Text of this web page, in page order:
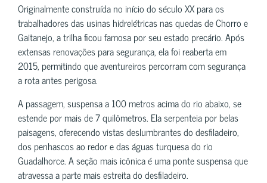
Originalmente construída no início do século XX para os
trabalhadores das usinas hidrelétricas nas quedas de Chorro e
Gaitanejo, a trilha ficou famosa por seu estado precário. Após
extensas renovações para segurança, ela foi reaberta em
2015, permitindo que aventureiros percorram com segurança
a rota antes perigosa.
A passagem, suspensa a 100 metros acima do rio abaixo, se
estende por mais de 7 quilômetros. Ela serpenteia por belas
paisagens, oferecendo vistas deslumbrantes do desfiladeiro,
dos penhascos ao redor e das águas turquesa do rio
Guadalhorce. A seção mais icônica é uma ponte suspensa que
atravessa a parte mais estreita do desfiladeiro.